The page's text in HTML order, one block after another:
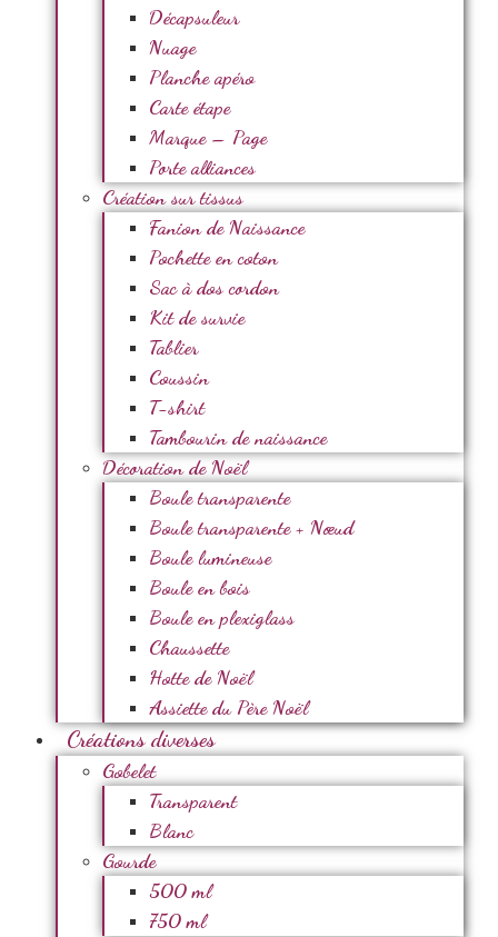
Décapsuleur
Nuage
Planche apéro
Carte étape
Marque – Page
Porte alliances
Création sur tissus
Fanion de Naissance
Pochette en coton
Sac à dos cordon
Kit de survie
Tablier
Coussin
T-shirt
Tambourin de naissance
Décoration de Noël
Boule transparente
Boule transparente + Nœud
Boule lumineuse
Boule en bois
Boule en plexiglass
Chaussette
Hotte de Noël
Assiette du Père Noël
Créations diverses
Gobelet
Transparent
Blanc
Gourde
500 ml
750 ml